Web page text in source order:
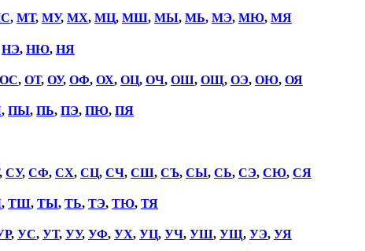
, МТ, МУ, МХ, МЦ, МШ, МЫ, МЬ, МЭ, МЮ, МЯ
НЭ, НЮ, НЯ
ОС, ОТ, ОУ, ОФ, ОХ, ОЦ, ОЧ, ОШ, ОЩ, ОЭ, ОЮ, ОЯ
, ПЫ, ПЬ, ПЭ, ПЮ, ПЯ
, СУ, СФ, СХ, СЦ, СЧ, СШ, СЪ, СЫ, СЬ, СЭ, СЮ, СЯ
, ТШ, ТЫ, ТЬ, ТЭ, ТЮ, ТЯ
, УС, УТ, УУ, УФ, УХ, УЦ, УЧ, УШ, УЩ, УЭ, УЯ